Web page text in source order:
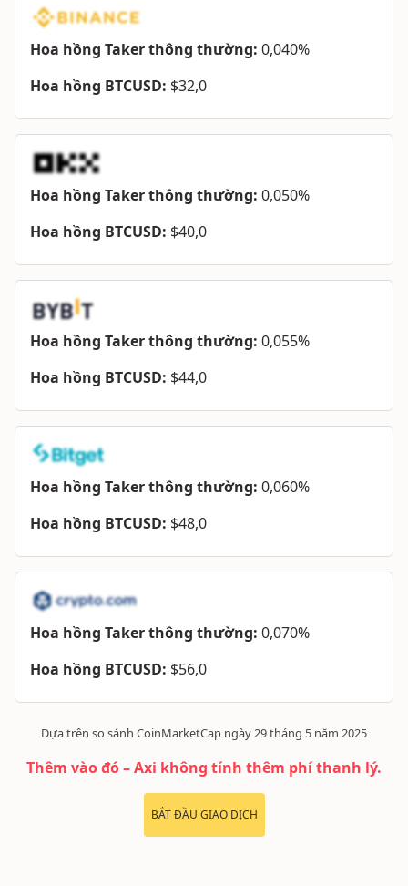
Hoa hồng Taker thông thường: 0,040%
Hoa hồng BTCUSD: $32,0
Hoa hồng Taker thông thường: 0,050%
Hoa hồng BTCUSD: $40,0
Hoa hồng Taker thông thường: 0,055%
Hoa hồng BTCUSD: $44,0
Hoa hồng Taker thông thường: 0,060%
Hoa hồng BTCUSD: $48,0
Hoa hồng Taker thông thường: 0,070%
Hoa hồng BTCUSD: $56,0
Dựa trên so sánh CoinMarketCap ngày 29 tháng 5 năm 2025
Thêm vào đó – Axi không tính thêm phí thanh lý.
BẮT ĐẦU GIAO DỊCH